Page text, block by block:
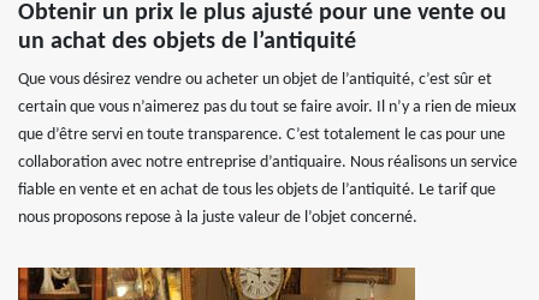
Obtenir un prix le plus ajusté pour une vente ou
un achat des objets de l’antiquité
Que vous désirez vendre ou acheter un objet de l’antiquité, c’est sûr et
certain que vous n’aimerez pas du tout se faire avoir. Il n’y a rien de mieux
que d’être servi en toute transparence. C’est totalement le cas pour une
collaboration avec notre entreprise d’antiquaire. Nous réalisons un service
fiable en vente et en achat de tous les objets de l’antiquité. Le tarif que
nous proposons repose à la juste valeur de l’objet concerné.